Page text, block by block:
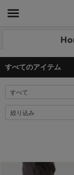
すべてのアイテム
絞り込み